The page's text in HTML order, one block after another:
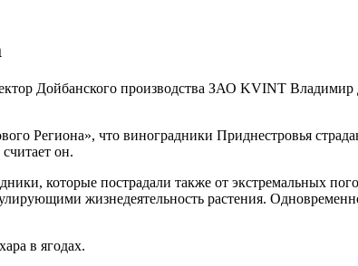
Дойбанского производства ЗАО KVINT Владимир
Региона», что виноградники Приднестровья
он.
которые пострадали также от экстремальных
жизнедеятельность растения.
в ягодах.